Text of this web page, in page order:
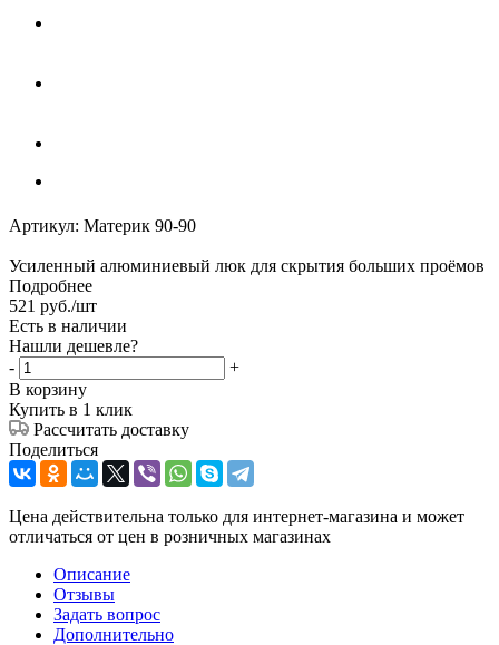
Артикул: Материк 90-90
Усиленный алюминиевый люк для скрытия больших проёмов
Подробнее
521 руб./шт
Есть в наличии
Нашли дешевле?
-
+
В корзину
Купить в 1 клик
Рассчитать доставку
Поделиться
Цена действительна только для интернет-магазина и может
отличаться от цен в розничных магазинах
Описание
Отзывы
Задать вопрос
Дополнительно